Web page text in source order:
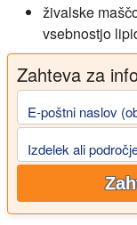
živalske
vsebnostjo
Zahteva za
E-poštni naslov
Izdelek ali